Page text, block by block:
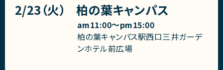
2/23（火） 柏の葉キャンパス
am11:00〜pm15:00
柏の葉キャンパス駅西口三井ガーデ
ンホテル前広場